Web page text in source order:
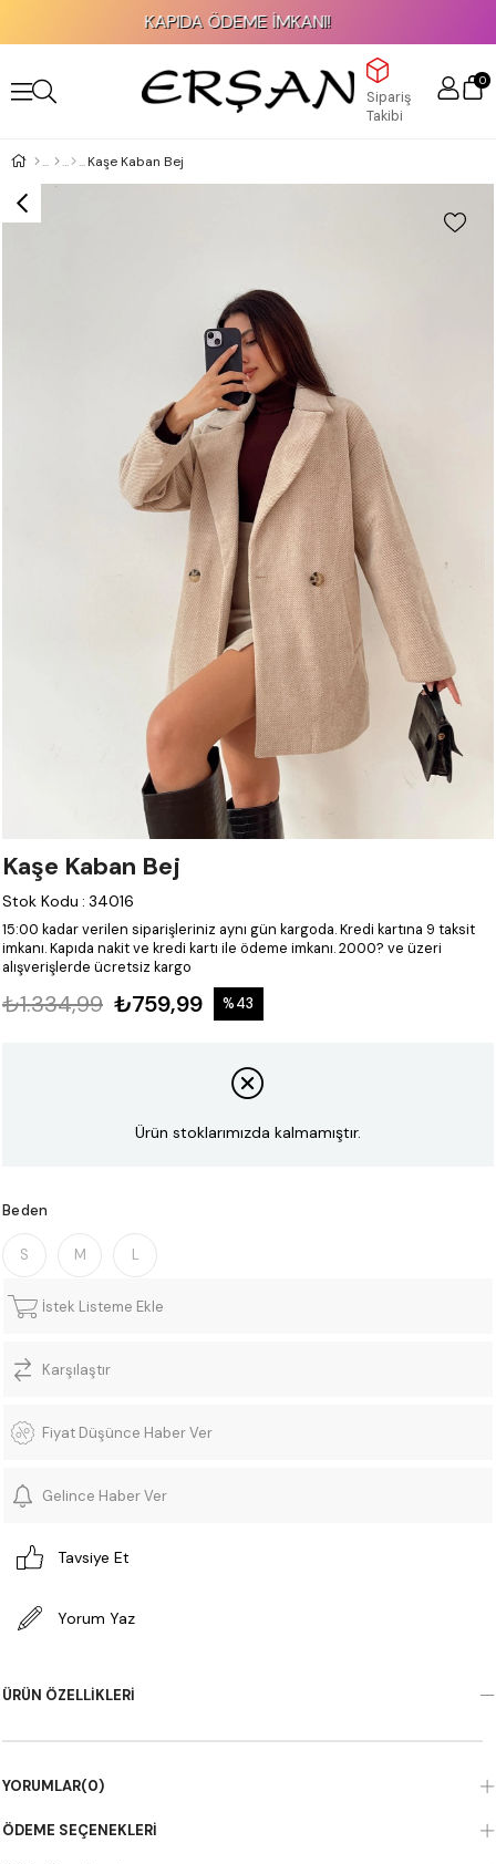
KAPIDA ÖDEME İMKANI!
Sipariş
Takibi
0
Kaşe Kaban Bej
Kaşe Kaban Bej
Stok Kodu : 34016
15:00 kadar verilen siparişleriniz aynı gün kargoda.Kredi kartına 9 taksit
imkanı.Kapıda nakit ve kredi kartı ile ödeme imkanı.2000? ve üzeri
alışverişlerde ücretsiz kargo
₺1.334,99 ₺759,99 %43
Ürün stoklarımızda kalmamıştır.
Beden
S M L
İstek Listeme Ekle
Karşılaştır
Fiyat Düşünce Haber Ver
Gelince Haber Ver
Tavsiye Et
Yorum Yaz
ÜRÜN ÖZELLIKLERI
YORUMLAR(0)
ÖDEME SEÇENEKLERI